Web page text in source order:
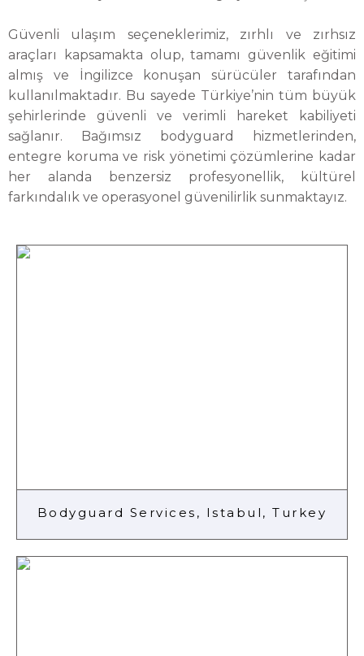
Güvenli ulaşım seçeneklerimiz, zırhlı ve zırhsız
araçları kapsamakta olup, tamamı güvenlik eğitimi
almış ve İngilizce konuşan sürücüler tarafından
kullanılmaktadır. Bu sayede Türkiye’nin tüm büyük
şehirlerinde güvenli ve verimli hareket kabiliyeti
sağlanır. Bağımsız bodyguard hizmetlerinden,
entegre koruma ve risk yönetimi çözümlerine kadar
her alanda benzersiz profesyonellik, kültürel
farkındalık ve operasyonel güvenilirlik sunmaktayız.
Bodyguard Services, Istabul, Turkey